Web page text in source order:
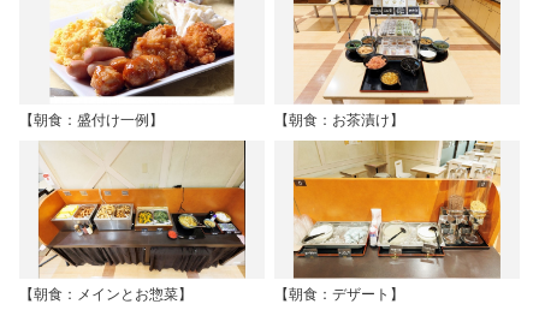
【朝食：盛付け一例】 【朝食：お茶漬け】
【朝食：メインとお惣菜】 【朝食：デザート】